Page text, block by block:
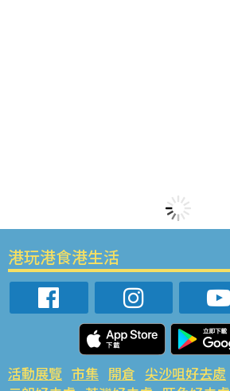
港玩港食港生活
活動展覽 市集 開倉 尖沙咀好去處